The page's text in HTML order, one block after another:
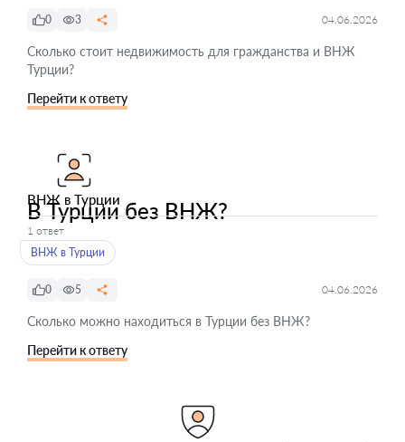
0 3 04.06.2026
Сколько стоит недвижимость для гражданства и ВНЖ
Турции?
Перейти к ответу
ВНЖ в Турции
В Турции без ВНЖ?
1 ответ
ВНЖ в Турции
0 5 04.06.2026
Сколько можно находиться в Турции без ВНЖ?
Перейти к ответу